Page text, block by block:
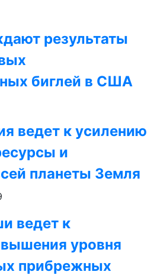
результаты
биглей в США
ведет к усилению
и
планеты Земля
ведет к
уровня
прибрежных